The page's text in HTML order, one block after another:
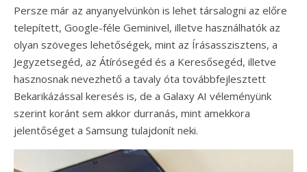
Persze már az anyanyelvünkön is lehet társalogni az előre
telepített, Google-féle Geminivel, illetve használhatók az
olyan szöveges lehetőségek, mint az Írásasszisztens, a
Jegyzetsegéd, az Átírósegéd és a Keresősegéd, illetve
hasznosnak nevezhető a tavaly óta továbbfejlesztett
Bekarikázással keresés is, de a Galaxy AI véleményünk
szerint koránt sem akkor durranás, mint amekkora
jelentőséget a Samsung tulajdonít neki.